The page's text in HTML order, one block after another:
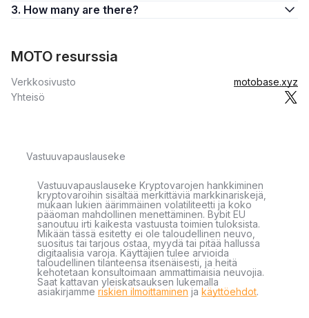
3. How many are there?
MOTO resurssia
Verkkosivusto
motobase.xyz
Yhteisö
Vastuuvapauslauseke
Vastuuvapauslauseke Kryptovarojen hankkiminen
kryptovaroihin sisältää merkittäviä markkinariskejä,
mukaan lukien äärimmäinen volatiliteetti ja koko
pääoman mahdollinen menettäminen. Bybit EU
sanoutuu irti kaikesta vastuusta toimien tuloksista.
Mikään tässä esitetty ei ole taloudellinen neuvo,
suositus tai tarjous ostaa, myydä tai pitää hallussa
digitaalisia varoja. Käyttäjien tulee arvioida
taloudellinen tilanteensa itsenäisesti, ja heitä
kehotetaan konsultoimaan ammattimaisia neuvojia.
Saat kattavan yleiskatsauksen lukemalla
asiakirjamme riskien ilmoittaminen ja käyttöehdot.